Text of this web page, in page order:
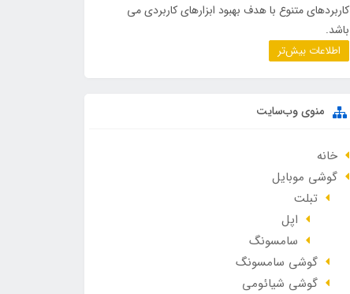
کاربردهای متنوع با هدف بهبود ابزارهای کاربردی می
باشد.
اطلاعات بیش‌تر
منوی وب‌سایت
خانه
گوشی موبایل
تبلت
اپل
سامسونگ
گوشی سامسونگ
گوشی شیائومی